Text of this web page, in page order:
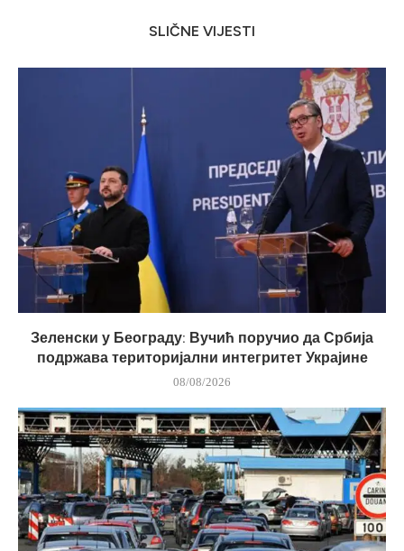
SLIČNE VIJESTI
Зеленски у Београду: Вучић поручио да Србија
подржава територијални интегритет Украјине
08/08/2026